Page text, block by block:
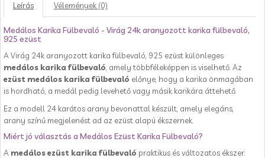
Leírás Vélemények (0)
Medálos Karika Fülbevaló - Virág 24k aranyozott karika fülbevaló,
925 ezüst
A Virág 24k aranyozott karika fülbevaló, 925 ezüst különleges
medálos karika fülbevaló , amely többféleképpen is viselhető. Az
ezüst medálos karika fülbevaló előnye, hogy a karika önmagában
is hordható, a medál pedig levehető vagy másik karikára áttehető.
Ez a modell 24 karátos arany bevonattal készült, amely elegáns,
arany színű megjelenést ad az ezüst alapú ékszernek.
Miért jó választás a Medálos Ezüst Karika Fülbevaló?
A medálos ezüst karika fülbevaló praktikus és változatos ékszer.